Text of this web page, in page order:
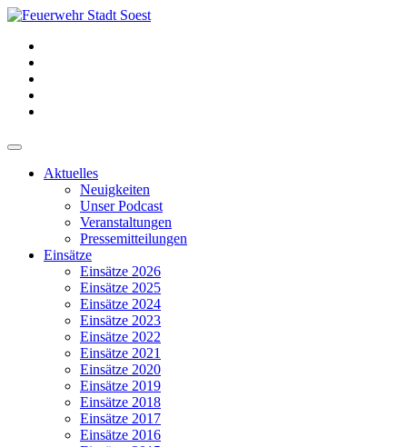
Aktuelles
Neuigkeiten
Unser Podcast
Veranstaltungen
Pressemitteilungen
Einsätze
Einsätze 2026
Einsätze 2025
Einsätze 2024
Einsätze 2023
Einsätze 2022
Einsätze 2021
Einsätze 2020
Einsätze 2019
Einsätze 2018
Einsätze 2017
Einsätze 2016